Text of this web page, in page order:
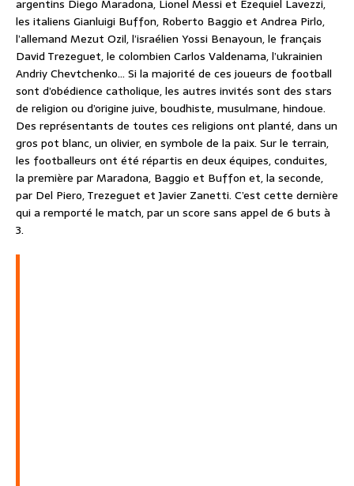
argentins Diego Maradona, Lionel Messi et Ezequiel Lavezzi,
les italiens Gianluigi Buffon, Roberto Baggio et Andrea Pirlo,
l’allemand Mezut Ozil, l’israélien Yossi Benayoun, le français
David Trezeguet, le colombien Carlos Valdenama, l’ukrainien
Andriy Chevtchenko… Si la majorité de ces joueurs de football
sont d’obédience catholique, les autres invités sont des stars
de religion ou d’origine juive, boudhiste, musulmane, hindoue.
Des représentants de toutes ces religions ont planté, dans un
gros pot blanc, un olivier, en symbole de la paix. Sur le terrain,
les footballeurs ont été répartis en deux équipes, conduites,
la première par Maradona, Baggio et Buffon et, la seconde,
par Del Piero, Trezeguet et Javier Zanetti. C’est cette dernière
qui a remporté le match, par un score sans appel de 6 buts à
3.